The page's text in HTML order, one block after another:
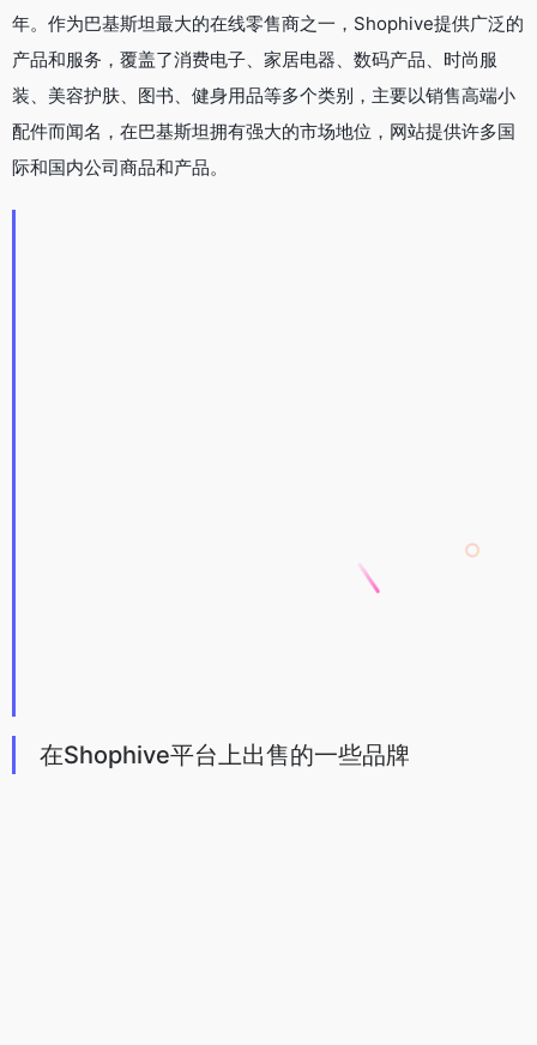
年。作为巴基斯坦最大的在线零售商之一，Shophive提供广泛的
产品和服务，覆盖了消费电子、家居电器、数码产品、时尚服
装、美容护肤、图书、健身用品等多个类别，主要以销售高端小
配件而闻名，在巴基斯坦拥有强大的市场地位，网站提供许多国
际和国内公司商品和产品。
在Shophive平台上出售的一些品牌